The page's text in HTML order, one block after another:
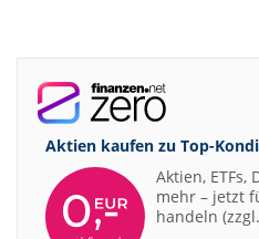
Aktien kaufen zu Top-
Aktien, ETFs,
mehr – jetzt
handeln